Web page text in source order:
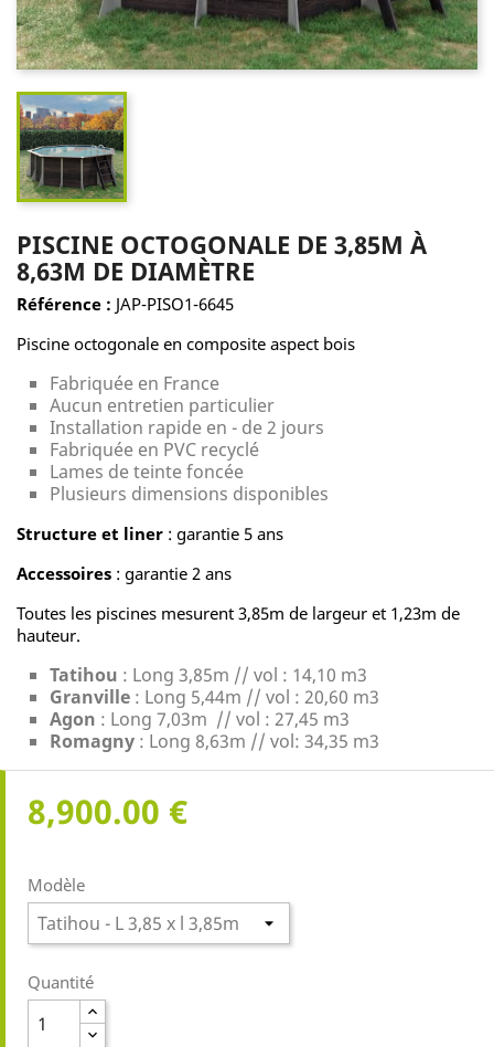
PISCINE OCTOGONALE DE 3,85M À
8,63M DE DIAMÈTRE
Référence : JAP-PISO1-6645
Piscine octogonale en composite aspect bois
Fabriquée en France
Aucun entretien particulier
Installation rapide en - de 2 jours
Fabriquée en PVC recyclé
Lames de teinte foncée
Plusieurs dimensions disponibles
Structure et liner : garantie 5 ans
Accessoires : garantie 2 ans
Toutes les piscines mesurent 3,85m de largeur et 1,23m de
hauteur.
Tatihou : Long 3,85m // vol : 14,10 m3
Granville : Long 5,44m // vol : 20,60 m3
Agon : Long 7,03m // vol : 27,45 m3
Romagny : Long 8,63m // vol: 34,35 m3
8,900.00 €
Modèle
Quantité